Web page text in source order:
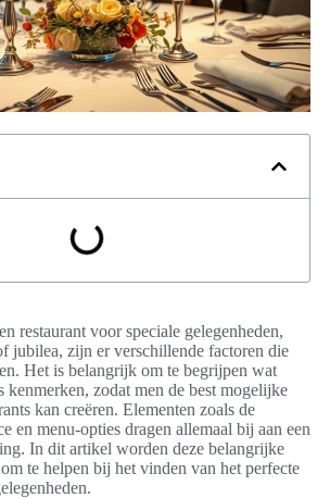
restaurant voor speciale gelegenheden,
jubilea, zijn er verschillende factoren die
Het is belangrijk om te begrijpen wat
kenmerken, zodat men de best mogelijke
kan creëren. Elementen zoals de
en menu-opties dragen allemaal bij aan een
In dit artikel worden deze belangrijke
te helpen bij het vinden van het perfecte